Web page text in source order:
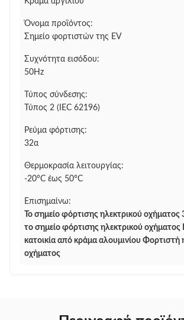
Όνομα προϊόντος:
Σημείο φορτιστών της EV
Συχνότητα εισόδου:
50Hz
Τύπος σύνδεσης:
Τύπος 2 (IEC 62196)
Ρεύμα φόρτισης:
32α
Θερμοκρασία λειτουργίας:
-20°C έως 50°C
Επισημαίνω:
Το σημείο φόρτισης ηλεκτρικού οχήματος
το σημείο φόρτισης ηλεκτρικού οχήματος
κατοικία από κράμα αλουμινίου Φορτιστή
οχήματος